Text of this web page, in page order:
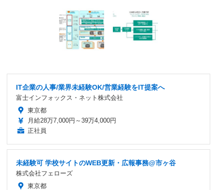
IT企業の人事/業界未経験OK/営業経験をIT提案へ
富士インフォックス・ネット株式会社
東京都
月給28万7,000円～39万4,000円
正社員
未経験可 学校サイトのWEB更新・広報事務@市ヶ谷
株式会社フェローズ
東京都